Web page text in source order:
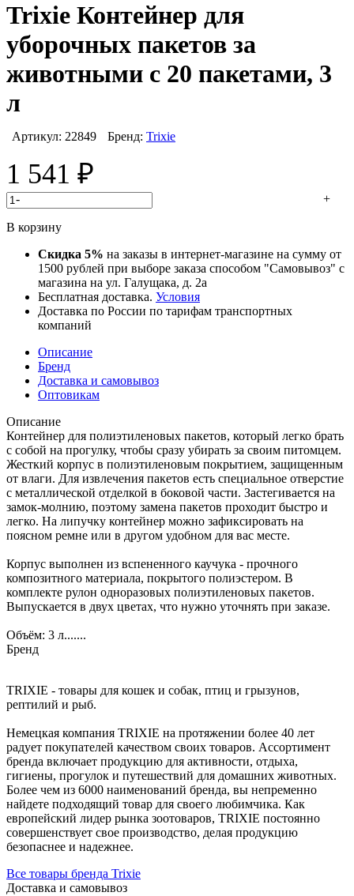
Trixie Контейнер для
уборочных пакетов за
животными с 20 пакетами, 3
л
Артикул: 22849 Бренд: Trixie
1 541 ₽
- +
В корзину
Скидка 5% на заказы в интернет-магазине на сумму от
1500 рублей при выборе заказа способом "Самовывоз" с
магазина на ул. Галущака, д. 2а
Бесплатная доставка. Условия
Доставка по России по тарифам транспортных
компаний
Описание
Бренд
Доставка и самовывоз
Оптовикам
Описание
Контейнер для полиэтиленовых пакетов, который легко брать
с собой на прогулку, чтобы сразу убирать за своим питомцем.
Жесткий корпус в полиэтиленовым покрытием, защищенным
от влаги. Для извлечения пакетов есть специальное отверстие
с металлической отделкой в боковой части. Застегивается на
замок-молнию, поэтому замена пакетов проходит быстро и
легко. На липучку контейнер можно зафиксировать на
поясном ремне или в другом удобном для вас месте.
Корпус выполнен из вспененного каучука - прочного
композитного материала, покрытого полиэстером. В
комплекте рулон одноразовых полиэтиленовых пакетов.
Выпускается в двух цветах, что нужно уточнять при заказе.
Объём: 3 л.......
Бренд
TRIXIE - товары для кошек и собак, птиц и грызунов,
рептилий и рыб.
Немецкая компания TRIXIE на протяжении более 40 лет
радует покупателей качеством своих товаров. Ассортимент
бренда включает продукцию для активности, отдыха,
гигиены, прогулок и путешествий для домашних животных.
Более чем из 6000 наименований бренда, вы непременно
найдете подходящий товар для своего любимчика. Как
европейский лидер рынка зоотоваров, TRIXIE постоянно
совершенствует свое производство, делая продукцию
безопаснее и надежнее.
Все товары бренда Trixie
Доставка и самовывоз